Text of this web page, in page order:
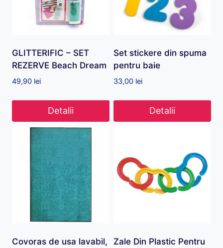
GLITTERIFIC – SET
REZERVE Beach Dream
49,90 lei
Detalii
Set stickere din spuma
pentru baie
33,00 lei
Detalii
Covoras de usa lavabil,
Zale Din Plastic Pentru